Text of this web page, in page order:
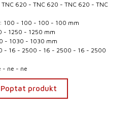
620 - TNC 620 - TNC 620 - TNC
100 - 100 - 100 - 100 mm
- 1250 - 1250 mm
- 1030 - 1030 mm
- 16 - 2500 - 16 - 2500 - 16 - 2500
- ne - ne
Poptat produkt